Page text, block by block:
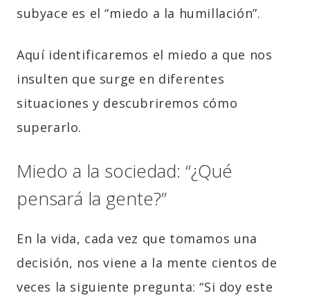
subyace es el “miedo a la humillación”.
Aquí identificaremos el miedo a que nos
insulten que surge en diferentes
situaciones y descubriremos cómo
superarlo.
Miedo a la sociedad: “¿Qué
pensará la gente?”
En la vida, cada vez que tomamos una
decisión, nos viene a la mente cientos de
veces la siguiente pregunta: “Si doy este